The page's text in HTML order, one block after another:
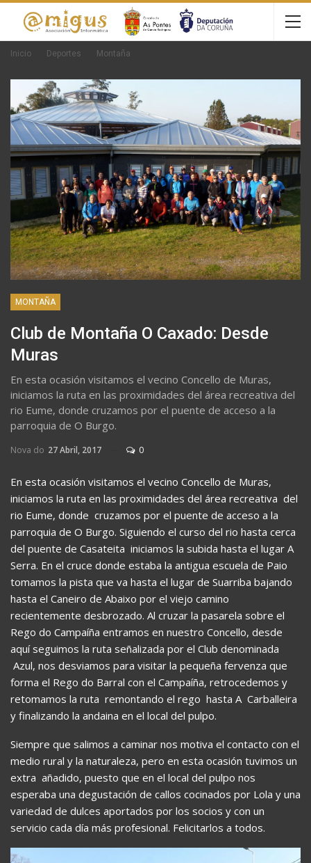
Inicio Deportes Montaña
MONTAÑA
Club de Montaña O Caxado: Desde
Muras
En esta ocasión visitamos el vecino Concello de Muras,
iniciamos la ruta en las proximidades del área recreativa del
rio Eume, donde cruzamos por el puente de acceso a la
parroquia de O Burgo.
Nova do 27 Abril, 2017 0
En esta ocasión visitamos el vecino Concello de Muras,
iniciamos la ruta en las proximidades del área recreativa del
rio Eume, donde cruzamos por el puente de acceso a la
parroquia de O Burgo. Siguiendo el curso del rio hasta cerca
del puente de Casateita iniciamos la subida hasta el lugar A
Serra. En el cruce donde estaba la antigua escuela de Paio
tomamos la pista que va hasta el lugar de Suarriba bajando
hasta el Caneiro de Abaixo por el viejo camino
recientemente desbrozado. Al cruzar la pasarela sobre el
Rego do Campaíña entramos en nuestro Concello, desde
aquí seguimos la ruta señalizada por el Club denominada
Azul, nos desviamos para visitar la pequeña fervenza que
forma el Rego do Barral con el Campaíña, retrocedemos y
retomamos la ruta remontando el rego hasta A Carballeira
y finalizando la andaina en el local del pulpo.
Siempre que salimos a caminar nos motiva el contacto con el
medio rural y la naturaleza, pero en esta ocasión tuvimos un
extra añadido, puesto que en el local del pulpo nos
esperaba una degustación de callos cocinados por Lola y una
variedad de dulces aportados por los socios y con un
servicio cada día más profesional. Felicitarlos a todos.